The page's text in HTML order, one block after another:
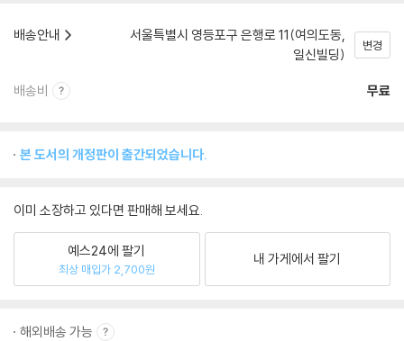
배송안내
서울특별시 영등포구 은행로 11(여의도동,
일신빌딩)
변경
배송비 무료
본 도서의 개정판이 출간되었습니다.
이미 소장하고 있다면 판매해 보세요.
예스24에 팔기
최상 매입가 2,700원
내 가게에서 팔기
해외배송 가능